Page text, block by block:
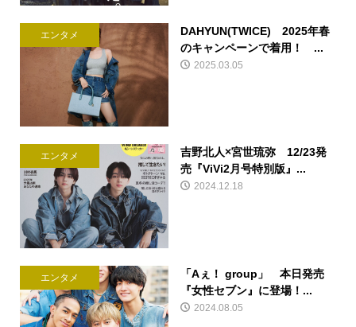
エンタメ
DAHYUN(TWICE) 2025年春
のキャンペーンで着用！ ...
2025.03.05
エンタメ
吉野北人×宮世琉弥 12/23発
売『ViVi2月号特別版』...
2024.12.18
エンタメ
「Aぇ！ group」 本日発売
『女性セブン』に登場！...
2024.08.05